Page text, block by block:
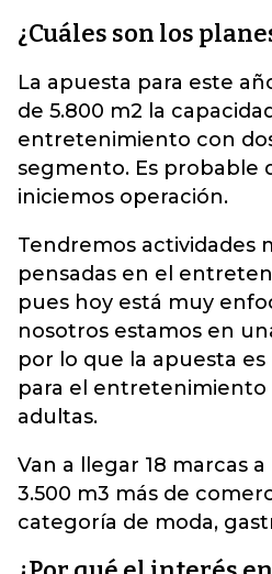
¿Cuáles son los
La apuesta para este
de 5.800 m2 la
entretenimiento con
segmento. Es probable
iniciemos operación.
Tendremos actividades
pensadas en el
pues hoy está muy
nosotros estamos en
por lo que la apuesta
para el entretenimiento
adultas.
Van a llegar 18 marcas
3.500 m3 más de
categoría de moda,